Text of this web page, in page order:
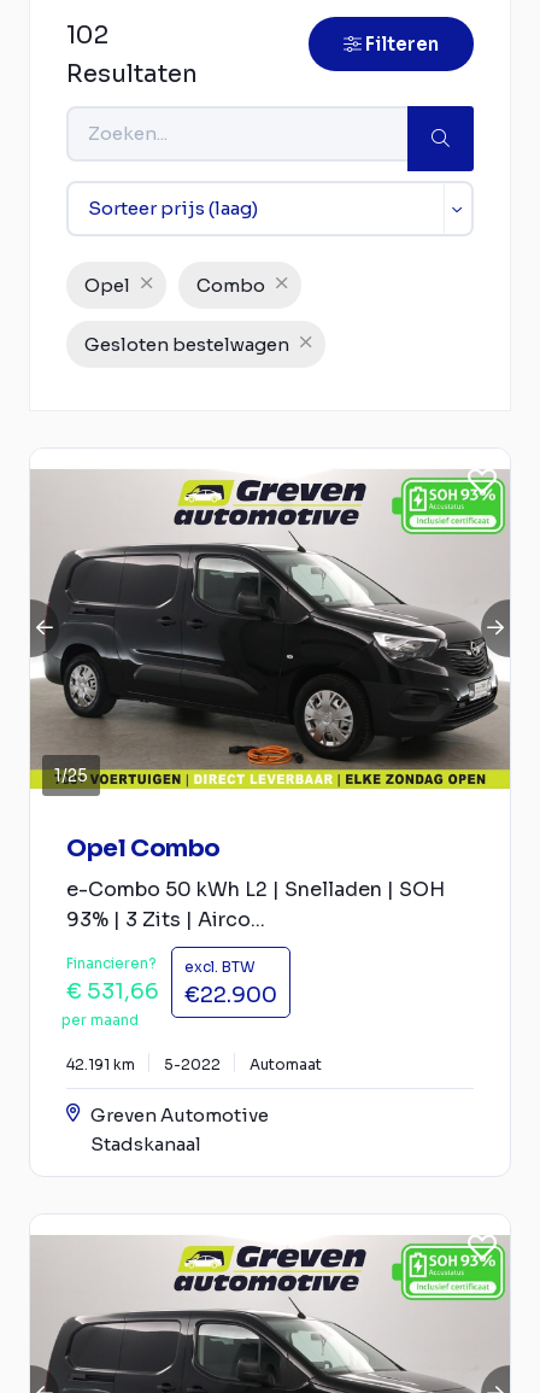
102
Resultaten
Filteren
Opel Combo
Gesloten bestelwagen
1/25
Opel Combo
e-Combo 50 kWh L2 | Snelladen | SOH
93% | 3 Zits | Airco...
Financieren?
€ 531,66
per maand
excl. BTW
€22.900
42.191 km 5-2022 Automaat
Greven Automotive
Stadskanaal